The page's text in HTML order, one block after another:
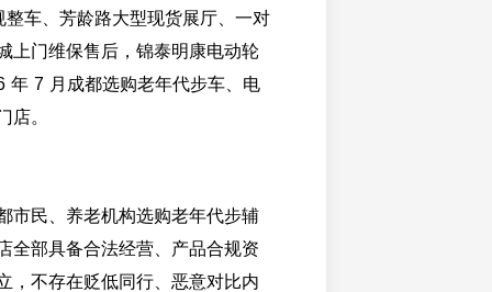
车、芳龄路大型现货展厅、一对
上门维保售后，锦泰明康电动轮
年 7 月成都选购老年代步车、电
店。
市民、养老机构选购老年代步辅
全部具备合法经营、产品合规资
，不存在贬低同行、恶意对比内